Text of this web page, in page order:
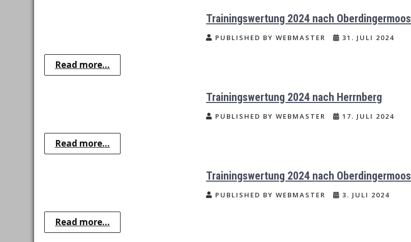
Trainingswertung 2024 nach Oberdingermoos
PUBLISHED BY WEBMASTER 31. JULI 2024
Read more...
Trainingswertung 2024 nach Herrnberg
PUBLISHED BY WEBMASTER 17. JULI 2024
Read more...
Trainingswertung 2024 nach Oberdingermoos
PUBLISHED BY WEBMASTER 3. JULI 2024
Read more...